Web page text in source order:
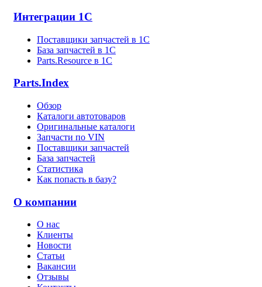
Интеграции 1С
Поставщики запчастей в 1C
База запчастей в 1С
Parts.Resource в 1C
Parts.Index
Обзор
Каталоги автотоваров
Оригинальные каталоги
Запчасти по VIN
Поставщики запчастей
База запчастей
Статистика
Как попасть в базу?
О компании
О нас
Клиенты
Новости
Статьи
Вакансии
Отзывы